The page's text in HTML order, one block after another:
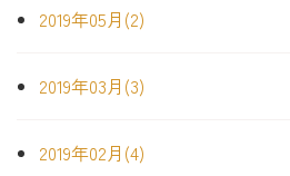
2019年05月(2)
2019年03月(3)
2019年02月(4)